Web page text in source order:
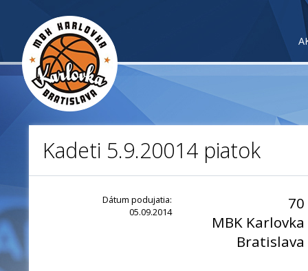
Kadeti 5.9.20014 piatok
Dátum podujatia:
05.09.2014
70
MBK Karlovka
Bratislava